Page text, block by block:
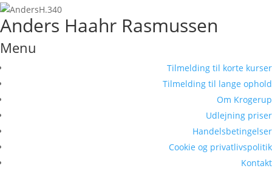
Anders Haahr Rasmussen
Menu
Tilmelding til korte kurser
Tilmelding til lange ophold
Om Krogerup
Udlejning priser
Handelsbetingelser
Cookie og privatlivspolitik
Kontakt